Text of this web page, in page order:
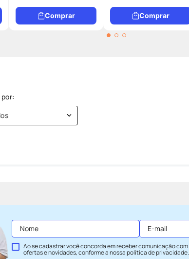
Comprar Comprar
Ao se cadastrar você concorda em receber comunicação com
ofertas e novidades, conforme a nossapolítica de privacidade.